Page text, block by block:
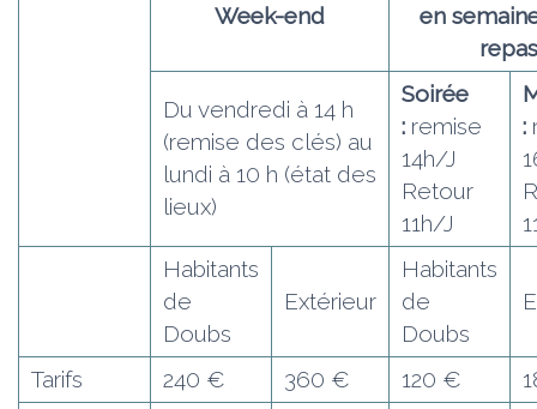
Week-end
en
repas
Du vendredi à 14 h
(remise des clés) au
lundi à 10 h (état des
lieux)
Soirée
: remise
14h/J
Retour
11h/J
:
Habitants
de
Doubs
Extérieur
Habitants
de
Doubs
Tarifs 240 € 360 € 120 €